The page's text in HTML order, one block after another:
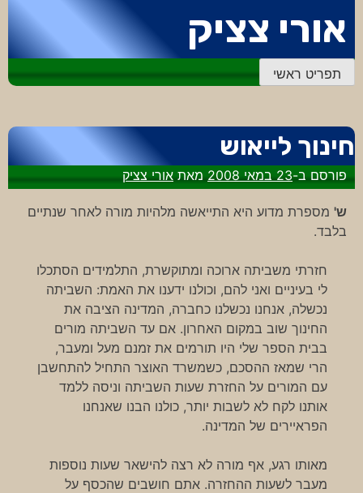
לתוכן
אורי צציק
תפריט ראשי
חינוך לייאוש
פורסם ב-23 במאי 2008 מאתאורי צציק
ש' מספרת מדוע היא התייאשה מלהיות מורה לאחר שנתיים
בלבד.
חזרתי משביתה ארוכה ומתוקשרת, התלמידים הסתכלו
לי בעיניים ואני להם, וכולנו ידענו את האמת: השביתה
נכשלה, אנחנו נכשלנו כחברה, המדינה הציבה את
החינוך שוב במקום האחרון. אם עד השביתה מורים
בבית הספר שלי היו תורמים את זמנם מעל ומעבר,
הרי שמאז ההסכם, כשמשרד האוצר התחיל להתחשבן
עם המורים על החזרת שעות השביתה וניסה ללמד
אותנו לקח לא לשבות יותר, כולנו הבנו שאנחנו
הפראיירים של המדינה.
מאותו רגע, אף מורה לא רצה להישאר שעות נוספות
מעבר לשעות ההחזרה. אתם חושבים שהכסף על